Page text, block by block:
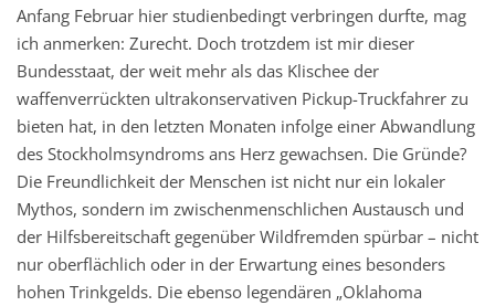
Anfang Februar hier studienbedingt verbringen durfte, mag
ich anmerken: Zurecht. Doch trotzdem ist mir dieser
Bundesstaat, der weit mehr als das Klischee der
waffenverrückten ultrakonservativen Pickup-Truckfahrer zu
bieten hat, in den letzten Monaten infolge einer Abwandlung
des Stockholmsyndroms ans Herz gewachsen. Die Gründe?
Die Freundlichkeit der Menschen ist nicht nur ein lokaler
Mythos, sondern im zwischenmenschlichen Austausch und
der Hilfsbereitschaft gegenüber Wildfremden spürbar – nicht
nur oberflächlich oder in der Erwartung eines besonders
hohen Trinkgelds. Die ebenso legendären „Oklahoma